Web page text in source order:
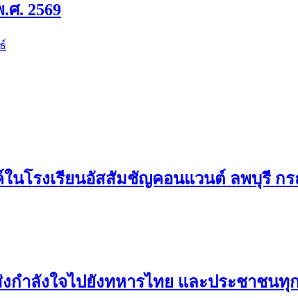
. 2569
นโรงเรียนอัสสัมชัญคอนแวนต์ ลพบุรี ก
ำลังใจไปยังทหารไทย และประชาชน